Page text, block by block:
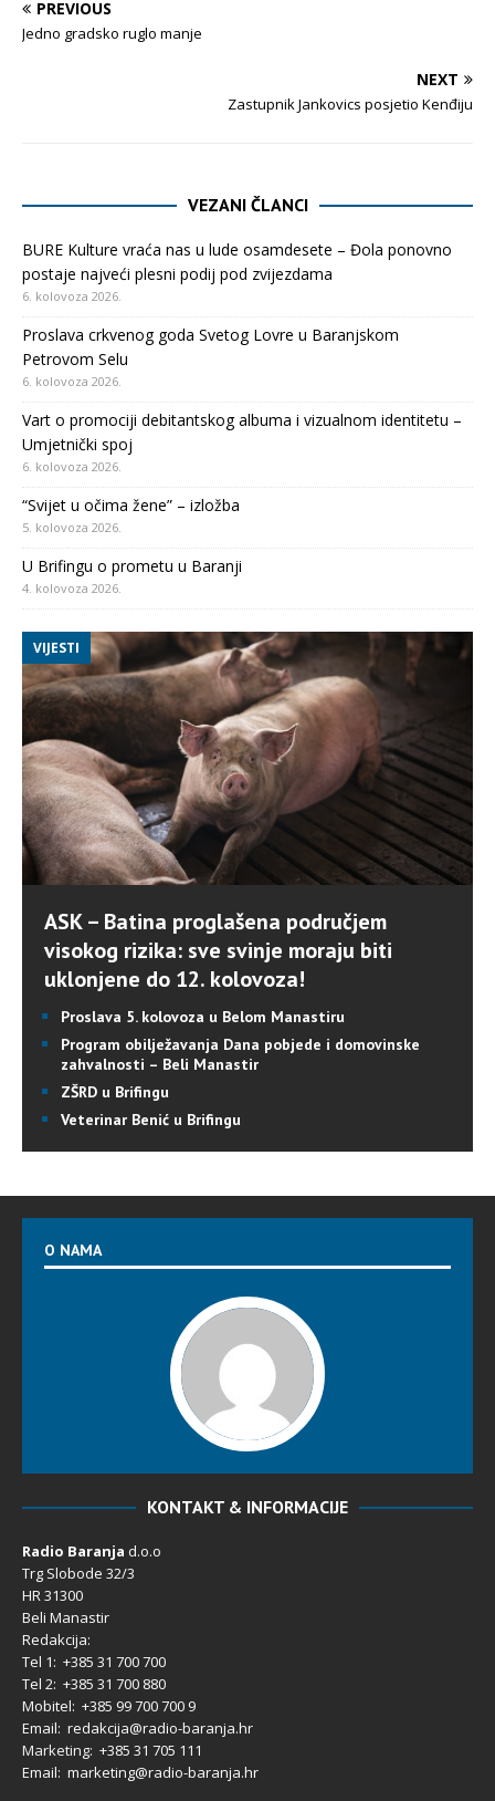
PREVIOUS
Jedno gradsko ruglo manje
NEXT
Zastupnik Jankovics posjetio Kenđiju
VEZANI ČLANCI
BURE Kulture vraća nas u lude osamdesete – Đola ponovno
postaje najveći plesni podij pod zvijezdama
6. kolovoza 2026.
Proslava crkvenog goda Svetog Lovre u Baranjskom
Petrovom Selu
6. kolovoza 2026.
Vart o promociji debitantskog albuma i vizualnom identitetu –
Umjetnički spoj
6. kolovoza 2026.
“Svijet u očima žene” – izložba
5. kolovoza 2026.
U Brifingu o prometu u Baranji
4. kolovoza 2026.
VIJESTI
ASK – Batina proglašena područjem
visokog rizika: sve svinje moraju biti
uklonjene do 12. kolovoza!
Proslava 5. kolovoza u Belom Manastiru
Program obilježavanja Dana pobjede i domovinske
zahvalnosti – Beli Manastir
ZŠRD u Brifingu
Veterinar Benić u Brifingu
O NAMA
KONTAKT & INFORMACIJE
Radio Baranja d.o.o
Trg Slobode 32/3
HR 31300
Beli Manastir
Redakcija:
Tel 1: +385 31 700 700
Tel 2: +385 31 700 880
Mobitel: +385 99 700 700 9
Email: redakcija@radio-baranja.hr
Marketing: +385 31 705 111
Email: marketing@radio-baranja.hr